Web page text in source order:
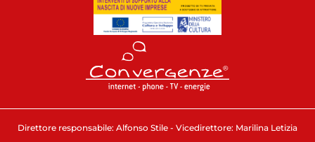
Direttore responsabile: Alfonso Stile - Vicedirettore: Marilina Letizia